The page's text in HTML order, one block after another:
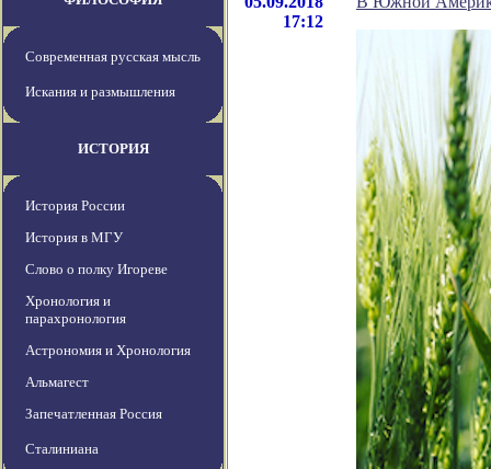
Современная русская мысль
Искания и размышления
ИСТОРИЯ
История России
История в МГУ
Слово о полку Игореве
Хронология и
парахронология
Астрономия и Хронология
Альмагест
Запечатленная Россия
Сталиниана
17:12